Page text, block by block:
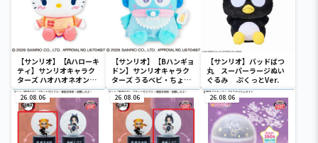
【サンリオ】【Aハローキ
ティ】サンリオキャラク
ターズ ハオハオネオンタ
ウンドールBIGタイプ1
【サンリオ】【Bハンギョ
ドン】サンリオキャラク
ターズ うるベビ・ちょい
デカドール
【サンリオ】バッドばつ
丸 スーパーラージぬい
ぐるみ ぷくっとVer.
26.08.06 26.08.06 26.08.06